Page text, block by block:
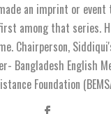
an imprint or
among that series.
Chairperson,
Bangladesh English
Foundation